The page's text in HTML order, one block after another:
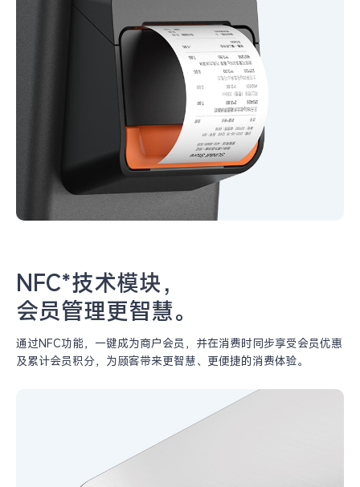
NFC*技术模块，
会员管理更智慧。
通过NFC功能，一键成为商户会员，并在消费时同步享受会员优惠
及累计会员积分，为顾客带来更智慧、更便捷的消费体验。